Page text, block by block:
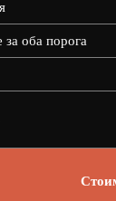
оба порога